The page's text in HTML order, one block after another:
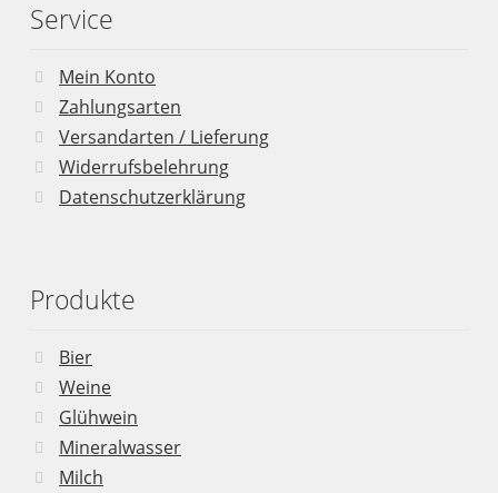
Service
Mein Konto
Zahlungsarten
Versandarten / Lieferung
Widerrufsbelehrung
Datenschutzerklärung
Produkte
Bier
Weine
Glühwein
Mineralwasser
Milch